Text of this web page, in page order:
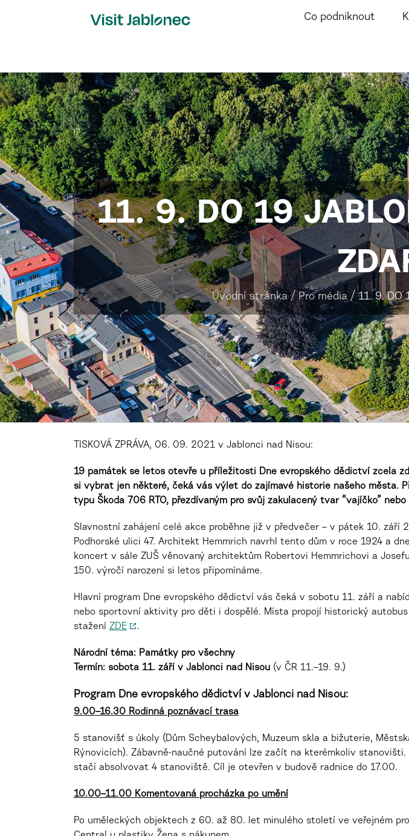
Co podniknout
11. 9. DO 19
Úvodní stránka/Pro média/11. 9. DO
TISKOVÁ ZPRÁVA, 06. 09. 2021 v Jablonci nad Nisou:
19 památek se letos otevře u příležitosti Dne evropského dědictví zcela
si vybrat jen některé, čeká vás výlet do zajímavé historie našeho města.
typu Škoda 706 RTO, přezdívaným pro svůj zakulacený tvar “vajíčko” nebo
Slavnostní zahájení celé akce proběhne již v předvečer – v pátek 10. září
Podhorské ulici 47. Architekt Hemmrich navrhl tento dům v roce 1924 a
koncert v sále ZUŠ věnovaný architektům Robertovi Hemmrichovi a
150. výročí narození si letos připomínáme.
Hlavní program Dne evropského dědictví vás čeká v sobotu 11. září a
nebo sportovní aktivity pro děti i dospělé. Místa propojí historický
stažení ZDE .
Národní téma: Památky pro všechny
Termín: sobota 11. září v Jablonci nad Nisou (v ČR 11.–19. 9.)
Program Dne evropského dědictví v Jablonci nad Nisou:
9.00–16.30 Rodinná poznávací trasa
5 stanovišť s úkoly (Dům Scheybalových, Muzeum skla a bižuterie,
Rýnovicích). Zábavně-naučné putování lze začít na kterémkoliv
stačí absolvovat 4 stanoviště. Cíl je otevřen v budově radnice do 17.00.
10.00–11.00 Komentovaná procházka po umění
Po uměleckých objektech z 60. až 80. let minulého století ve veřejném